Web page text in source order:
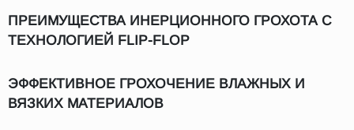
ПРЕИМУЩЕСТВА ИНЕРЦИОННОГО ГРОХОТА С
ТЕХНОЛОГИЕЙ FLIP-FLOP
ЭФФЕКТИВНОЕ ГРОХОЧЕНИЕ ВЛАЖНЫХ И
ВЯЗКИХ МАТЕРИАЛОВ